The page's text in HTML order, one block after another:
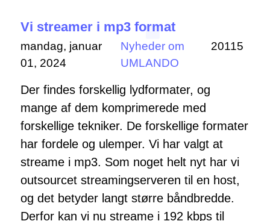
Vi streamer i mp3 format
mandag, januar
01, 2024
Nyheder om
UMLANDO
20115
Der findes forskellig lydformater, og
mange af dem komprimerede med
forskellige tekniker. De forskellige formater
har fordele og ulemper. Vi har valgt at
streame i mp3. Som noget helt nyt har vi
outsourcet streamingserveren til en host,
og det betyder langt større båndbredde.
Derfor kan vi nu streame i 192 kbps til